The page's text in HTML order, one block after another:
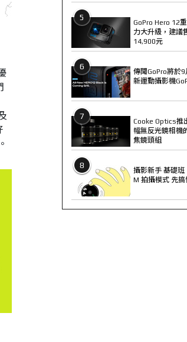
5
GoPro Hero 12
力大升級，建議
14,900元
6
傳聞GoPro將於
新運動攝影機
7
Cooke Optics推
幅無反光鏡相機
焦鏡頭組
8
攝影新手 基礎班
M 拍攝模式 先搞